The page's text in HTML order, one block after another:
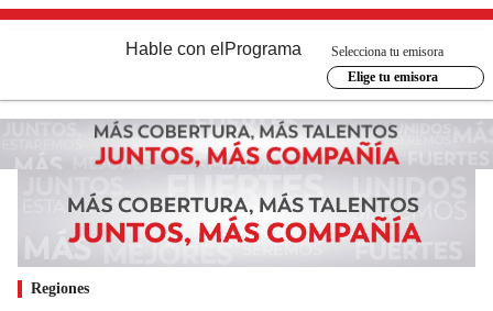
Hable con el Programa
Selecciona tu emisora
Elige tu emisora
Regiones